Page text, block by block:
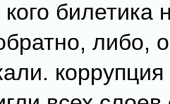
билетика
либо,